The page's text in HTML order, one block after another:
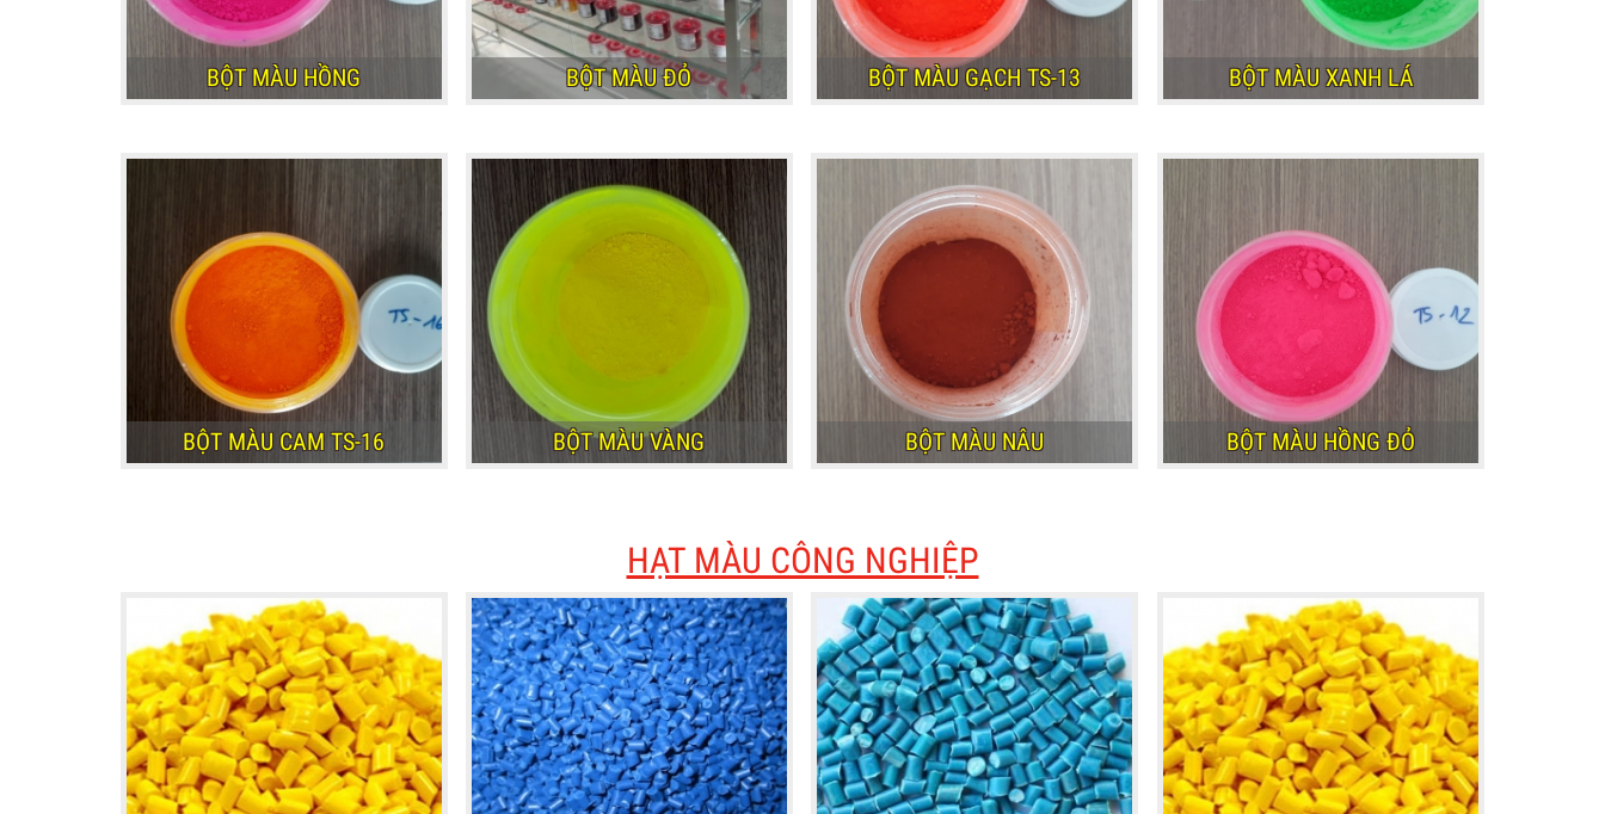
BỘT MÀU HỒNG
BỘT MÀU ĐỎ
BỘT MÀU ĐỎ
BỘT MÀU GẠCH TS-13
BỘT MÀU GẠCH TS-13
BỘT MÀU XANH LÁ
BỘT MÀU XANH LÁ
BỘT MÀU CAM TS-16
BỘT MÀU VÀNG
BỘT MÀU VÀNG
BỘT MÀU NÂU
BỘT MÀU NÂU BỘT MÀU HỒNG ĐỎ
HẠT MÀU CÔNG NGHIỆP